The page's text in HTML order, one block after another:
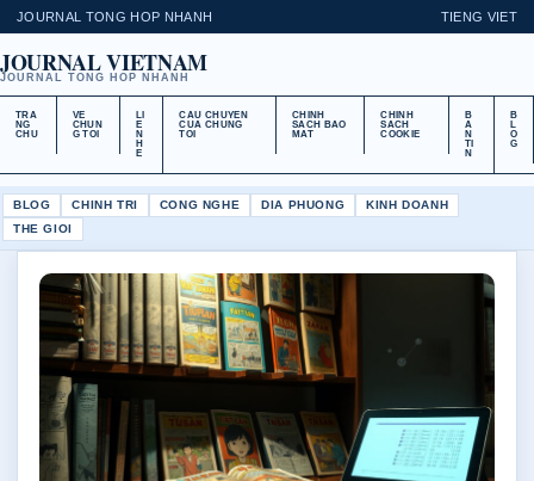
JOURNAL TONG HOP NHANH TIENG VIET
JOURNAL VIETNAM
JOURNAL TONG HOP NHANH
TRA
NG
CHU
VE
CHUN
G TOI
LI
E
N
H
E
CAU CHUYEN
CUA CHUNG
TOI
CHINH
SACH BAO
MAT
CHINH
SACH
COOKIE
B
A
N
TI
N
B
L
O
G
BLOG CHINH TRI CONG NGHE DIA PHUONG
KINH DOANH
THE GIOI